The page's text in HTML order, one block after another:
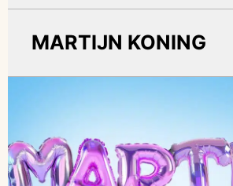
MARTIJN KONING